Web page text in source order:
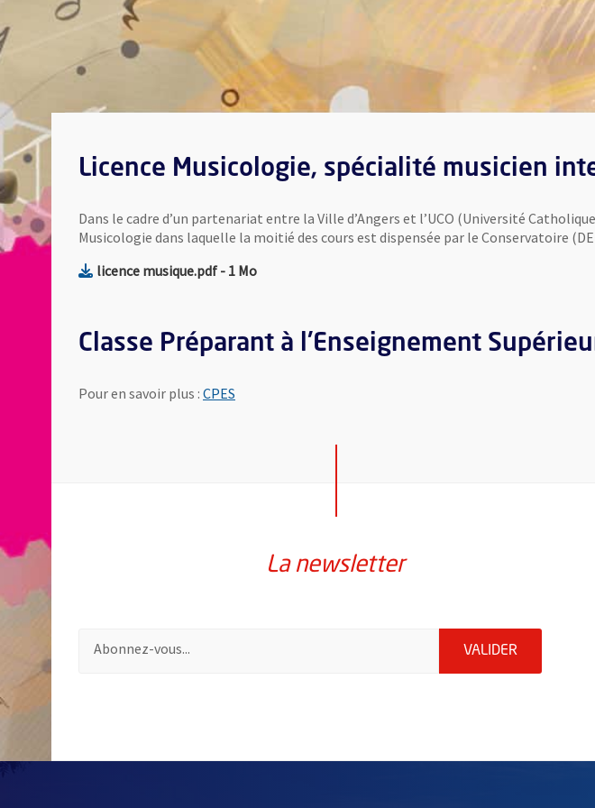
Licence Musicologie, spécialité musicien
Dans le cadre d’un partenariat entre la Ville d’Angers et l’UCO (Université
Musicologie dans laquelle la moitié des cours est dispensée par le Conservatoire
licence musique.pdf, Fichier au format Pdf
- 1 Mo, Ouvre une nouvelle fenêtre
Classe Préparant à l'Enseignement
Pour en savoir plus : CPES
La newsletter
Pour vous inscrire à la lettre d'information de la ville d'Angers, indiquez votre
VALIDER ENVOYER